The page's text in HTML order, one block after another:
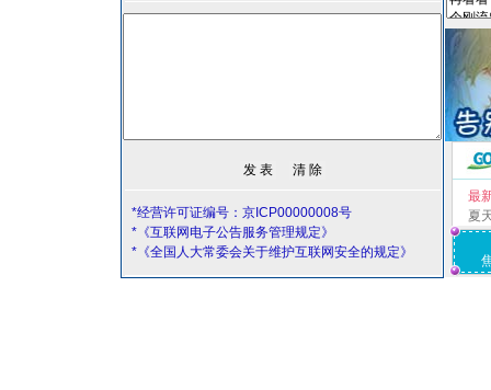
*经营许可证编号：京ICP00000008号
*《互联网电子公告服务管理规定》
*《全国人大常委会关于维护互联网安全的规定》
最
夏